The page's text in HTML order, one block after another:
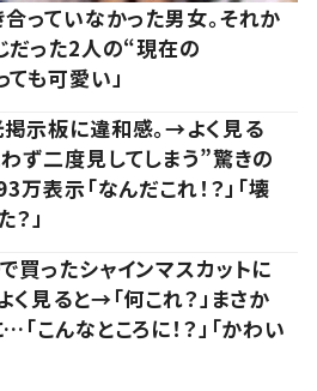
合っていなかった男女。それか
った2人の“現在の
も可愛い」
示板に違和感。→よく見る
ず二度見してしまう”驚きの
万表示「なんだこれ！？」「壊
」
買ったシャインマスカットに
く見ると→「何これ？」まさか
こんなところに！？」「かわい